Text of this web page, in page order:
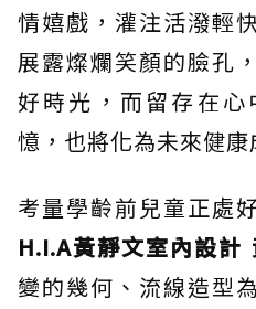
情嬉戲，灌注活潑輕
展露燦爛笑顏的臉孔
好時光，而留存在
憶，也將化為未來健康
考量學齡前兒童正處
H.I.A黃靜文室內設計
變的幾何、流線造型